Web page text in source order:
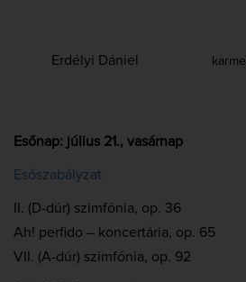
Erdélyi Dániel
Esőnap: július 21., vasárnap
Esőszabályzat
II. (D-dúr) szimfónia, op. 36
Ah! perfido – koncertária, op. 65
VII. (A-dúr) szimfónia, op. 92